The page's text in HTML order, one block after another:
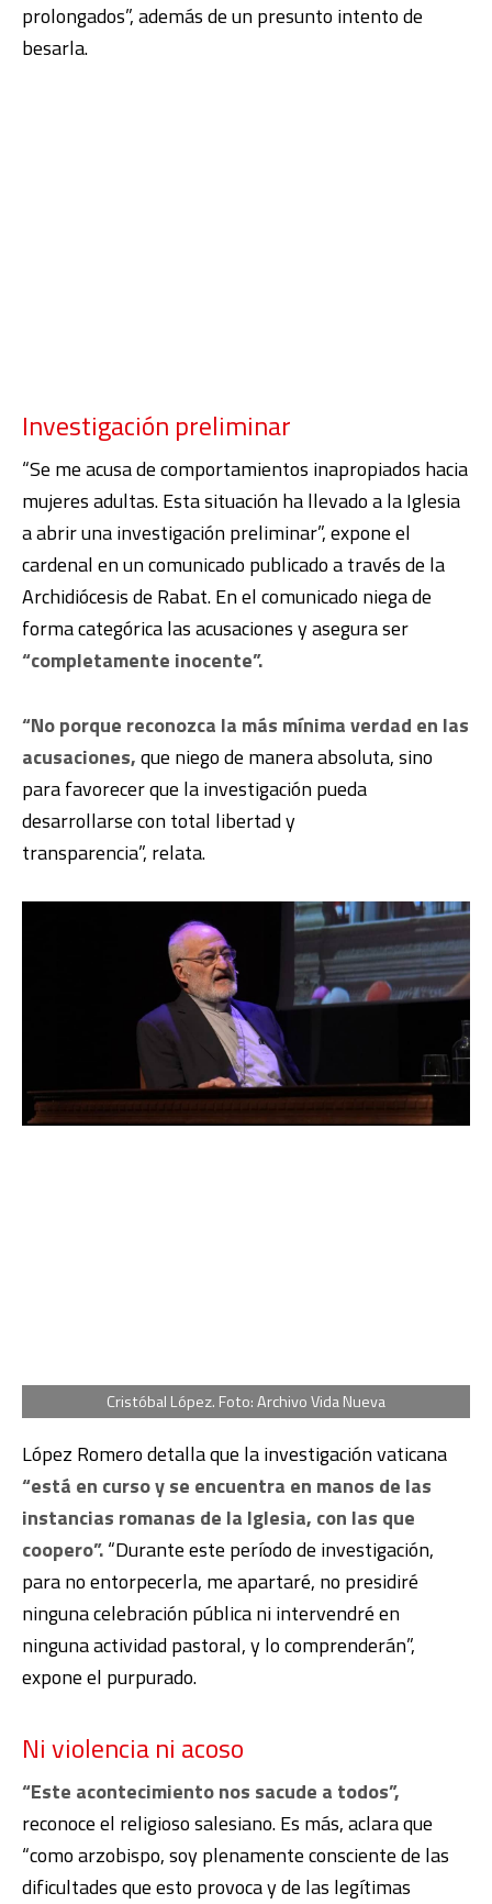
prolongados”, además de un presunto intento de
besarla.
Investigación preliminar
“Se me acusa de comportamientos inapropiados hacia
mujeres adultas. Esta situación ha llevado a la Iglesia
a abrir una investigación preliminar”, expone el
cardenal en un comunicado publicado a través de la
Archidiócesis de Rabat. En el comunicado niega de
forma categórica las acusaciones y asegura ser
“completamente inocente”.
“No porque reconozca la más mínima verdad en las
acusaciones,que niego de manera absoluta, sino
para favorecer que la investigación pueda
desarrollarse con total libertad y
transparencia”, relata.
Cristóbal López. Foto: Archivo Vida Nueva
López Romero detalla que la investigación vaticana
“está en curso y se encuentra en manos de las
instancias romanas de la Iglesia, con las que
coopero”.“Durante este período de investigación,
para no entorpecerla, me apartaré, no presidiré
ninguna celebración pública ni intervendré en
ninguna actividad pastoral, y lo comprenderán”,
expone el purpurado.
Ni violencia ni acoso
“Este acontecimiento nos sacude a todos”,
reconoce el religioso salesiano. Es más, aclara que
“como arzobispo, soy plenamente consciente de las
dificultades que esto provoca y de las legítimas